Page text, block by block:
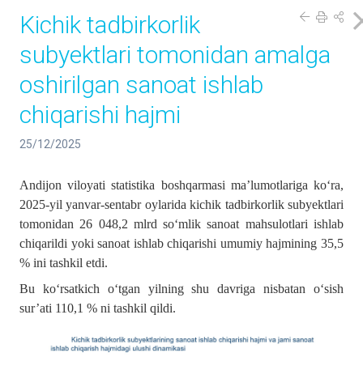
Kichik tadbirkorlik
subyektlari tomonidan amalga
oshirilgan sanoat ishlab
chiqarishi hajmi
25/12/2025
Andijon viloyati statistika boshqarmasi ma’lumotlariga ko‘ra,
2025-yil yanvar-sentabr oylarida kichik tadbirkorlik subyektlari
tomonidan 26 048,2 mlrd so‘mlik sanoat mahsulotlari ishlab
chiqarildi yoki sanoat ishlab chiqarishi umumiy hajmining 35,5
% ini tashkil etdi.
Bu ko‘rsatkich o‘tgan yilning shu davriga nisbatan o‘sish
sur’ati 110,1 % ni tashkil qildi.